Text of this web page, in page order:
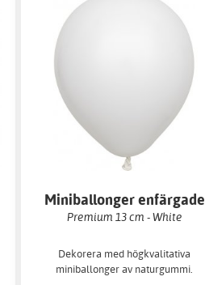
Miniballonger enfärgade
Premium 13 cm - White
Dekorera med högkvalitativa
miniballonger av naturgummi.